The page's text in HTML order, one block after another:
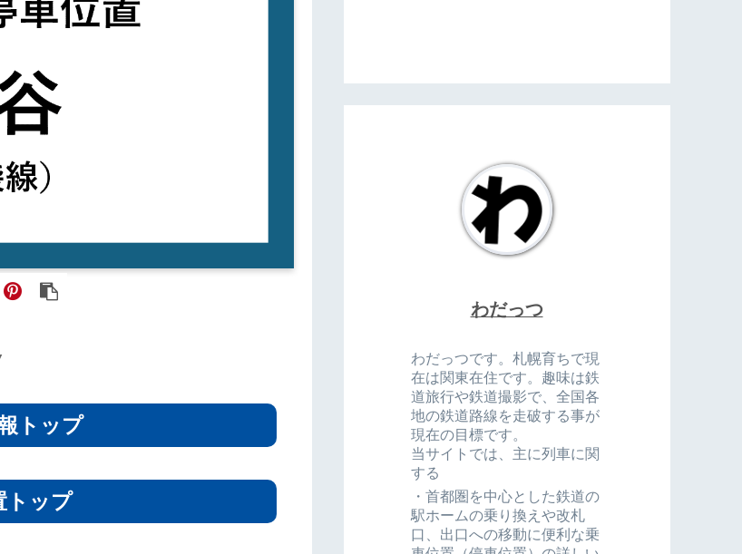
トップ
トップ
わだっつ
わだっつです。札幌育ちで現
在は関東在住です。趣味は鉄
道旅行や鉄道撮影で、全国各
地の鉄道路線を走破する事が
現在の目標です。
当サイトでは、主に列車に関
する
・首都圏を中心とした鉄道の
駅ホームの乗り換えや改札
口、出口への移動に便利な乗